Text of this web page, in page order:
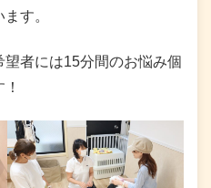
す。
者には15分間のお悩み個